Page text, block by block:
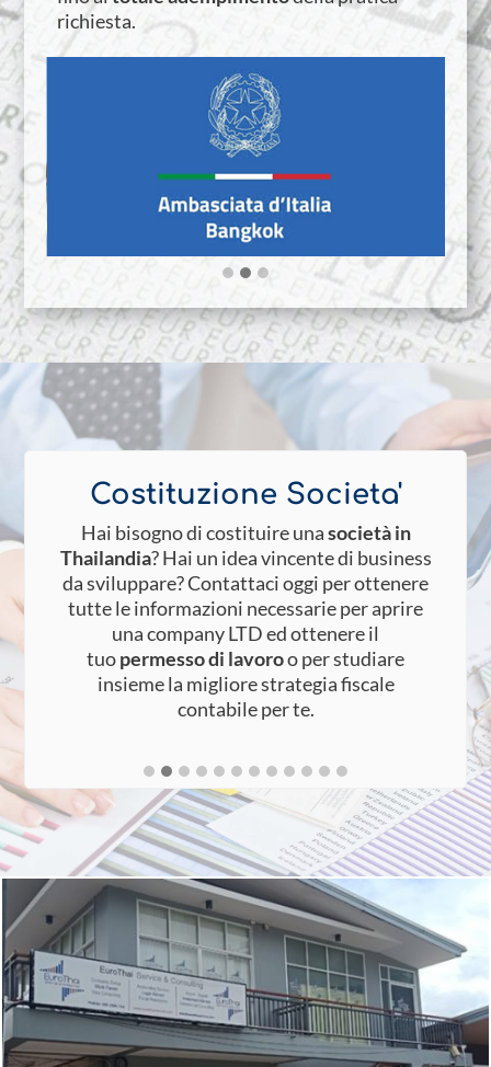
richiesta.
Costituzione Societa'
Hai bisogno di costituire unasocietà in
Thailandia? Hai un idea vincente di business
da sviluppare? Contattaci oggi per ottenere
tutte le informazioni necessarie per aprire
una company LTD ed ottenere il
tuopermesso di lavoroo per studiare
insieme la migliore strategia fiscale
contabile per te.